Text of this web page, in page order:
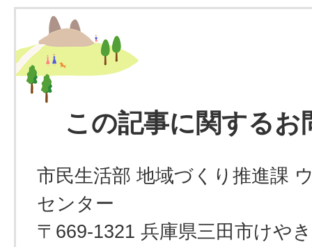
この記事に関するお
市民生活部 地域づくり推進課
センター
〒669-1321 兵庫県三田市けや